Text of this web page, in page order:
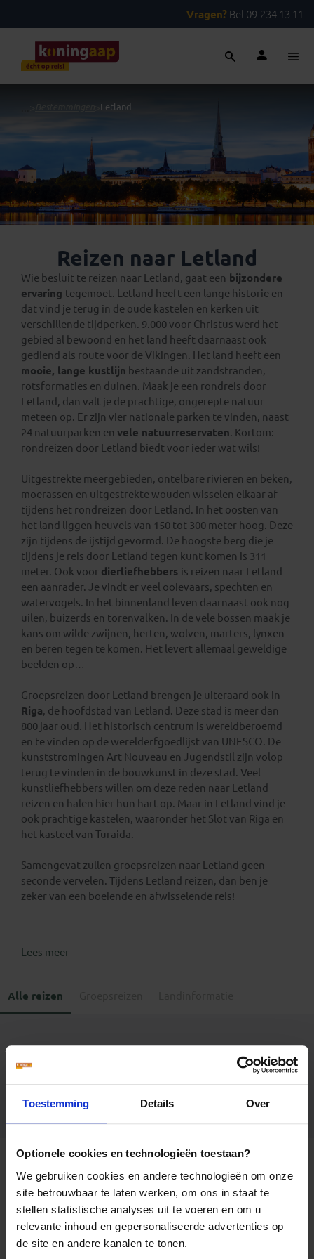
Toestemming Details Over
Optionele cookies en technologieën toestaan?
We gebruiken cookies en andere technologieën om onze
site betrouwbaar te laten werken, om ons in staat te
stellen statistische analyses uit te voeren en om u
relevante inhoud en gepersonaliseerde advertenties op
de site en andere kanalen te tonen.
Vragen? Bel 09-234 13 11
Letland
Reizen naar Letland
Wie besluit te reizen naar Letland, gaat een bijzondere
ervaring tegemoet. Letland heeft een lange historie en
dat vind je terug in de oude kastelen en kerken uit
verschillende tijdperken. 9.000 voor Christus werd het
gebied al bewoond en het land heeft daarnaast ook
gediend als route voor de Vikingen. Het land heeft een
mooie, lange kustlijn bestaande uit zandstranden,
rotsformaties en duinen. Maak je een rondreis door
Letland, dan valt je de prachtige, ongerepte natuur
meteen op. Er zijn vier nationale parken te vinden, naast
24 natuurparken en vele natuurreservaten. Kortom:
rondreizen door Letland biedt voor ieder wat wils!
Uitgestrekte meergebieden, ontelbare rivieren en beken,
moerassen en uitgestrekte wouden wisselen elkaar af
tijdens het rondreizen door Letland. In het oosten van
het land liggen heuvels van 150 tot 300 meter hoog. Deze
zijn tijdens de ijstijd gevormd. De hoogste berg die je
tijdens je reis door Letland tegen kunt komen is 311
meter. Ook voor dierliefhebbers is reizen naar Letland
een aanrader. Je vindt er veel ooievaars, spechten en
watervogels. In het binnenland leven daarnaast ook nog
uilen, buizerds en torenvalken. In de vele bossen maak je
kans om wilde zwijnen, herten, wolven, marters, lynxen
en beren tegen te komen. Het levert allemaal geweldige
beelden op…
Groepsreizen door Letland brengen je uiteraard ook in
Riga, de hoofdstad van Letland. Deze stad is meer dan
800 jaar oud. Het historisch centrum is wereldberoemd
en te vinden op de werelderfgoedlijst van UNESCO. De
kunststromingen Art Nouveau en Jugendstil zijn volop
terug te vinden in de bouwkunst in deze stad. Veel
kunstliefhebbers willen om deze reden naar Letland
reizen en halen hier hun hart op. Maar in Letland vind je
ook prachtige kastelen, waaronder het Slot van Riga en
het kasteel van Turaida.
Samengevat zullen groepsreizen naar Letland geen
seconde vervelen. Tijdens Letland reizen, dan ben je
zeker van een boeiende en afwisselende reis!
Lees meer
Alle reizen
Er is een fout voorgevallen bij het ophalen van de
reizen.
Bezienswaardigheden
Letland reizen
Riga
Riga is de hoofdstad van Letland en heeft een
middeleeuwse hart, waar het heerlijk slenteren is. Er